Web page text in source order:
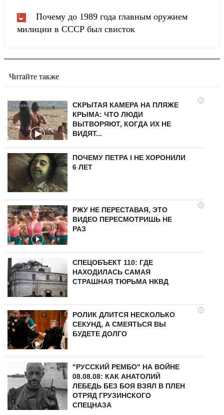
Почему до 1989 года главным оружием
милиции в СССР был свисток
Читайте также
i
СКРЫТАЯ КАМЕРА НА ПЛЯЖЕ
КРЫМА: ЧТО ЛЮДИ
ВЫТВОРЯЮТ, КОГДА ИХ НЕ
ВИДЯТ...
ПОЧЕМУ ПЕТРА I НЕ ХОРОНИЛИ
6 ЛЕТ
i
РЖУ НЕ ПЕРЕСТАВАЯ, ЭТО
ВИДЕО ПЕРЕСМОТРИШЬ НЕ
РАЗ
СПЕЦОБЪЕКТ 110: ГДЕ
НАХОДИЛАСЬ САМАЯ
СТРАШНАЯ ТЮРЬМА НКВД
i
РОЛИК ДЛИТСЯ НЕСКОЛЬКО
СЕКУНД, А СМЕЯТЬСЯ ВЫ
БУДЕТЕ ДОЛГО
"РУССКИЙ РЕМБО" НА ВОЙНЕ
08.08.08: КАК АНАТОЛИЙ
ЛЕБЕДЬ БЕЗ БОЯ ВЗЯЛ В ПЛЕН
ОТРЯД ГРУЗИНСКОГО
СПЕЦНАЗА